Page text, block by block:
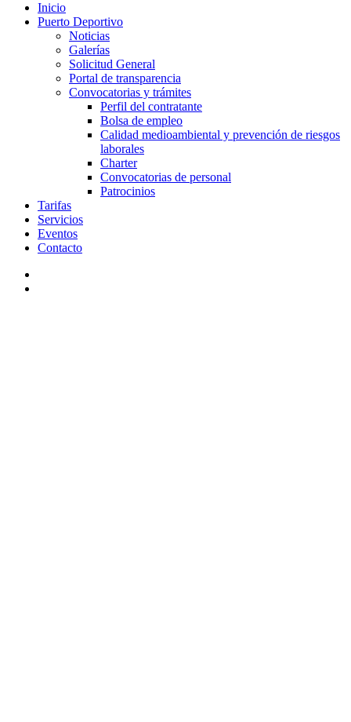
Inicio
Puerto Deportivo
Noticias
Galerías
Solicitud General
Portal de transparencia
Convocatorias y trámites
Perfil del contratante
Bolsa de empleo
Calidad medioambiental y prevención de riesgos
laborales
Charter
Convocatorias de personal
Patrocinios
Tarifas
Servicios
Eventos
Contacto